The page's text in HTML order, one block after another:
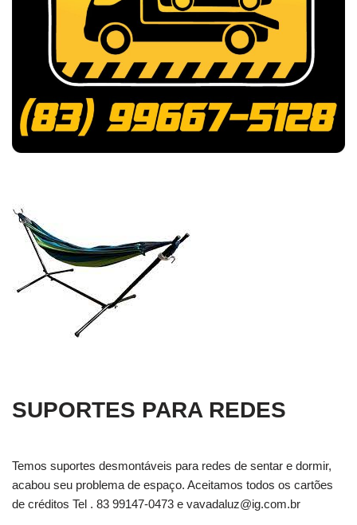
SUPORTES PARA REDES
Temos suportes desmontáveis para redes de sentar e dormir,
acabou seu problema de espaço. Aceitamos todos os cartões
de créditos Tel . 83 99147-0473 e vavadaluz@ig.com.br